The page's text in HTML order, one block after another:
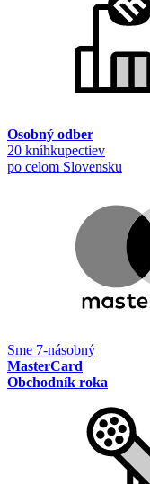
Osobný odber
20 kníhkupectiev
po celom Slovensku
Sme 7-násobný
MasterCard
Obchodník roka